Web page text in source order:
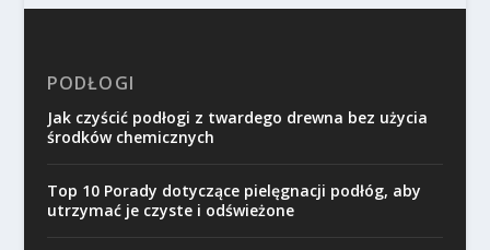
PODŁOGI
Jak czyścić podłogi z twardego drewna bez użycia
środków chemicznych
Top 10 Porady dotyczące pielęgnacji podłóg, aby
utrzymać je czyste i odświeżone